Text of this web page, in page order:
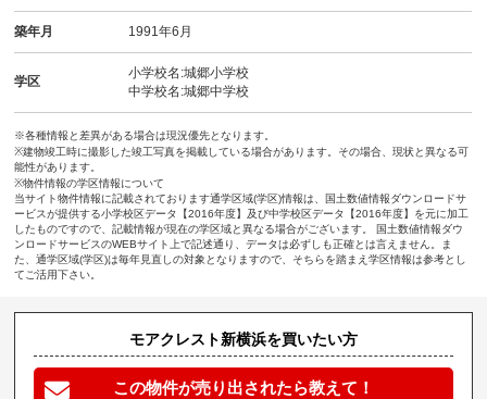
築年月 1991年6月
学区
小学校名:城郷小学校
中学校名:城郷中学校
※各種情報と差異がある場合は現況優先となります。
※建物竣工時に撮影した竣工写真を掲載している場合があります。その場合、現状と異なる可
能性があります。
※物件情報の学区情報について
当サイト物件情報に記載されております通学区域(学区)情報は、国土数値情報ダウンロードサ
ービスが提供する小学校区データ【2016年度】及び中学校区データ【2016年度】を元に加工
したものですので、記載情報が現在の学区域と異なる場合がございます。 国土数値情報ダウ
ンロードサービスのWEBサイト上で記述通り、データは必ずしも正確とは言えません。ま
た、通学区域(学区)は毎年見直しの対象となりますので、そちらを踏まえ学区情報は参考とし
てご活用下さい。
モアクレスト新横浜を買いたい方
この物件が売り出されたら教えて！